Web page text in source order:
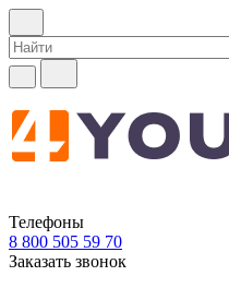
Телефоны
8 800 505 59 70
Заказать звонок